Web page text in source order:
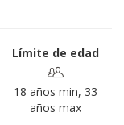
Límite de edad
18 años min, 33
años max